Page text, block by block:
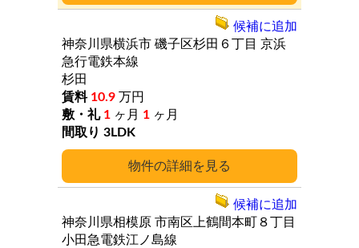
詳細
神奈川県横浜市 磯子区杉田６丁目 京浜
急行電鉄本線
杉田
10.9 万円
1 ヶ月 1 ヶ月
3LDK
候補に追加
神奈川県相模原 市南区上鶴間本町８丁目
小田急電鉄江ノ島線
候補に追加